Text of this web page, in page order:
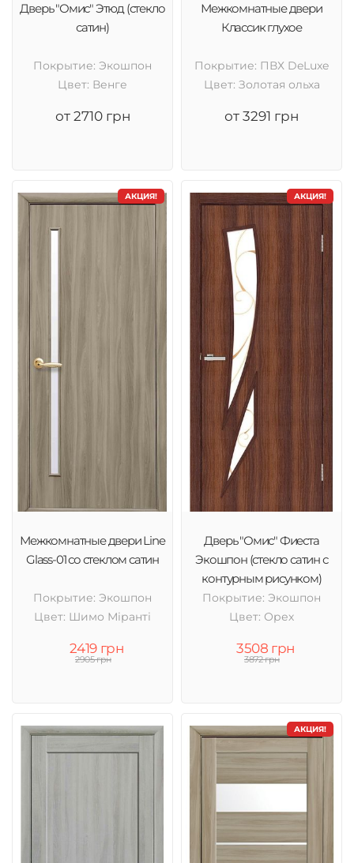
Дверь "Омис" Этюд (стекло
сатин)
Покрытие: Экошпон
Цвет: Венге
от 2710 грн
Межкомнатные двери
Классик глухое
Покрытие: ПВХ DeLuxe
Цвет: Золотая ольха
от 3291 грн
АКЦИЯ!
Межкомнатные двери Line
Glass-01 со стеклом сатин
Покрытие: Экошпон
Цвет: Шимо Міранті
2419 грн
2905 грн
АКЦИЯ!
Дверь "Омис" Фиеста
Экошпон (стекло сатин с
контурным рисунком)
Покрытие: Экошпон
Цвет: Орех
3508 грн
3872 грн
АКЦИЯ!